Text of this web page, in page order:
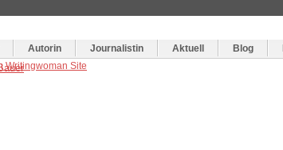
Autorin Journalistin Aktuell Blog